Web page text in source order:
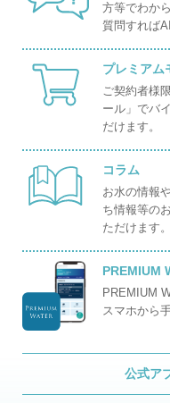
方等でわか
質問すれば
プレミアム
ご契約者様
ール」でバ
だけます。
コラム
お水の情報
ち情報等の
ただけます。
PREMIUM
PREMIUM
スマホから
公式ア